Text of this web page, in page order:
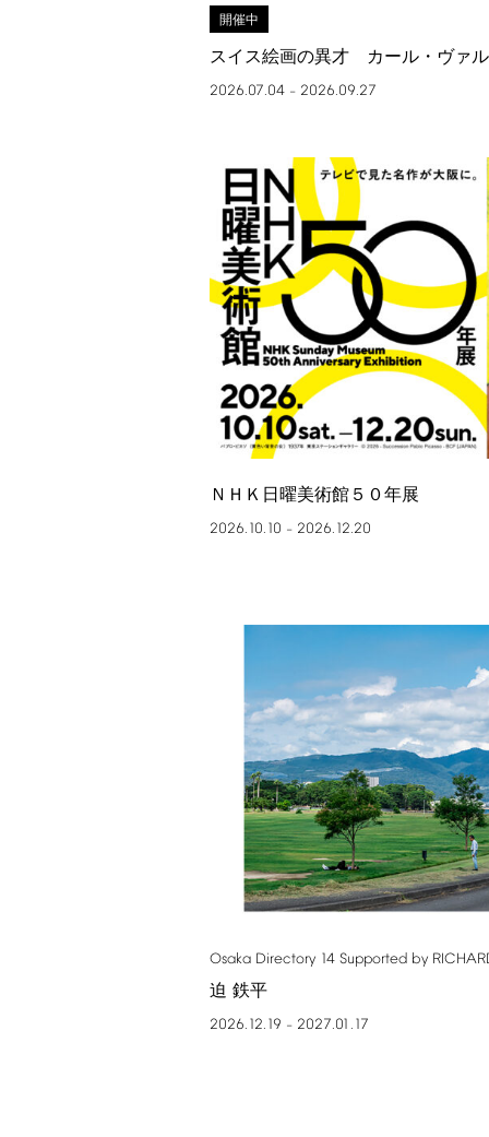
開催中
スイス絵画の異才 カール・ヴァ
2026.07.04 – 2026.09.27
ＮＨＫ日曜美術館５０年展
2026.10.10 – 2026.12.20
Osaka Directory 14 Supported by
迫 鉄平
2026.12.19 – 2027.01.17